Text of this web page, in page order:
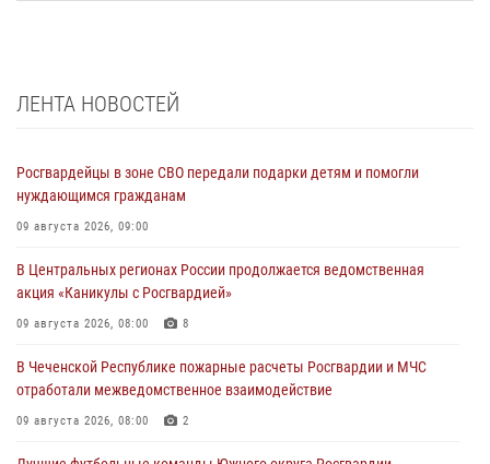
ЛЕНТА НОВОСТЕЙ
Росгвардейцы в зоне СВО передали подарки детям и помогли
нуждающимся гражданам
09 августа 2026, 09:00
В Центральных регионах России продолжается ведомственная
акция «Каникулы с Росгвардией»
09 августа 2026, 08:00 8
В Чеченской Республике пожарные расчеты Росгвардии и МЧС
отработали межведомственное взаимодействие
09 августа 2026, 08:00 2